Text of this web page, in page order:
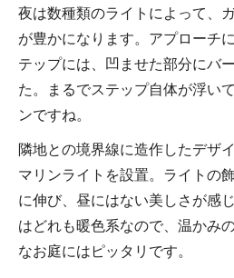
夜は数種類のライトによって、
が豊かになります。アプローチ
テップには、凹ませた部分にバ
た。まるでステップ自体が浮い
ンですね。
隣地との境界線に造作したデザ
マリンライトを設置。ライトの
に伸び、昼にはない美しさが感
はどれも暖色系なので、温かみ
なお庭にはピッタリです。